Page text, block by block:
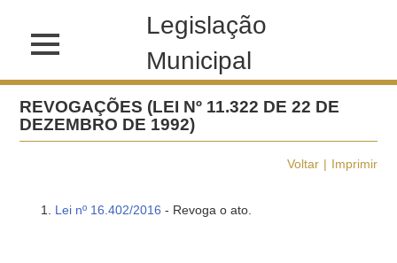
Legislação
Municipal
REVOGAÇÕES (LEI Nº 11.322 DE 22 DE
DEZEMBRO DE 1992)
Voltar Imprimir
Lei nº 16.402/2016 - Revoga o ato.